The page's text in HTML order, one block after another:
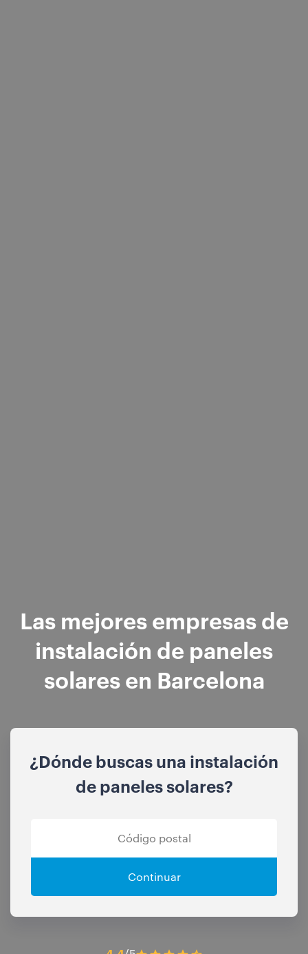
Las mejores empresas de
instalación de paneles
solares en Barcelona
¿Dónde buscas una instalación
de paneles solares?
Continuar